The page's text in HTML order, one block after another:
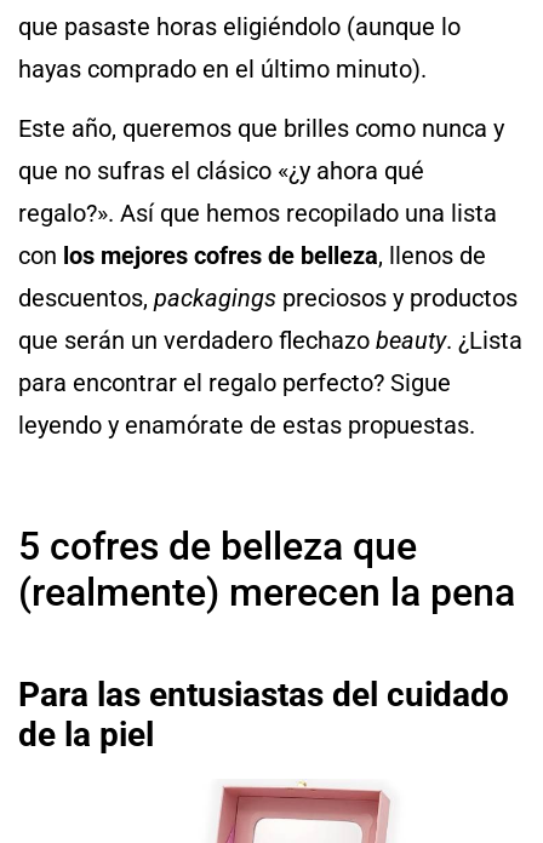
que pasaste horas eligiéndolo (aunque lo
hayas comprado en el último minuto).
Este año, queremos que brilles como nunca y
que no sufras el clásico «¿y ahora qué
regalo?». Así que hemos recopilado una lista
con los mejores cofres de belleza, llenos de
descuentos, packagings preciosos y productos
que serán un verdadero flechazo beauty. ¿Lista
para encontrar el regalo perfecto? Sigue
leyendo y enamórate de estas propuestas.
5 cofres de belleza que
(realmente) merecen la pena
Para las entusiastas del cuidado
de la piel